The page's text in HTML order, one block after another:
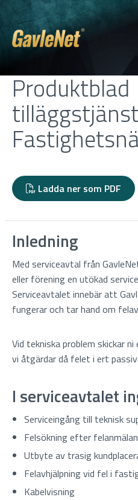
Produktblad
Ladda ner som PDF
Inledning
Med serviceavtal från
eller förening en utökad
Serviceavtalet innebär att
fungerar och tar hand om
Vid tekniska problem skickar
vi åtgärdar då felet i ert
I serviceavtalet
Serviceingång till teknisk
Felsökning efter
Utbyte av trasig
Felavhjälpning vid fel i
Kabelvisning